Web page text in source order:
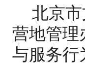
北京
营地管理
与服务行